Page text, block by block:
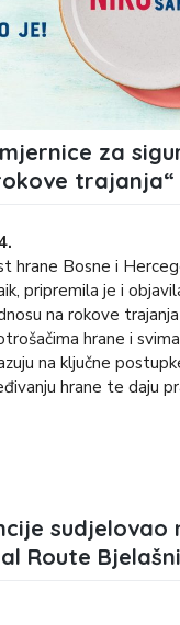
za
trajanja“
hrane Bosne i
pripremila je i
na rokove
hrane i
na ključne
hrane te daju
sudjelovao
Route